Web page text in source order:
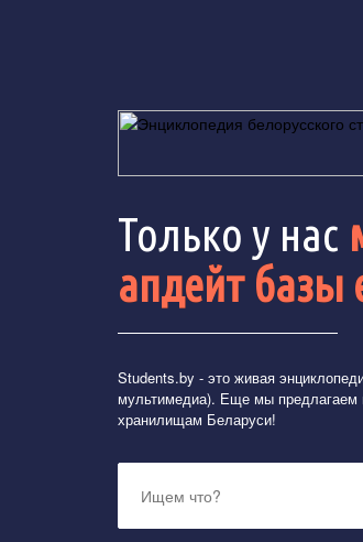
Только у нас
апдейт базы
Students.by - это живая
мультимедиа). Еще мы предлагаем
хранилищам Беларуси!